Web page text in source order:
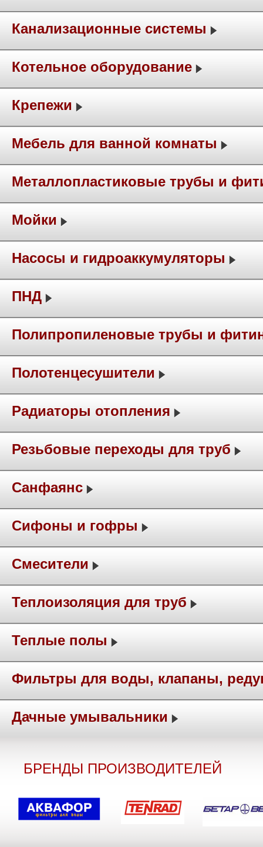
Канализационные системы
Котельное оборудование
Крепежи
Мебель для ванной комнаты
Металлопластиковые трубы и
Мойки
Насосы и гидроаккумуляторы
ПНД
Полипропиленовые трубы и
Полотенцесушители
Радиаторы отопления
Резьбовые переходы для труб
Санфаянс
Сифоны и гофры
Смесители
Теплоизоляция для труб
Теплые полы
Фильтры для воды, клапаны,
Дачные умывальники
БРЕНДЫ ПРОИЗВОДИТЕЛЕЙ